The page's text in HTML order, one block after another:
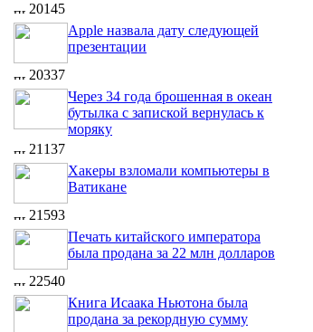
20145
Apple назвала дату следующей
презентации
20337
Через 34 года брошенная в океан
бутылка с запиской вернулась к
моряку
21137
Хакеры взломали компьютеры в
Ватикане
21593
Печать китайского императора
была продана за 22 млн долларов
22540
Книга Исаака Ньютона была
продана за рекордную сумму